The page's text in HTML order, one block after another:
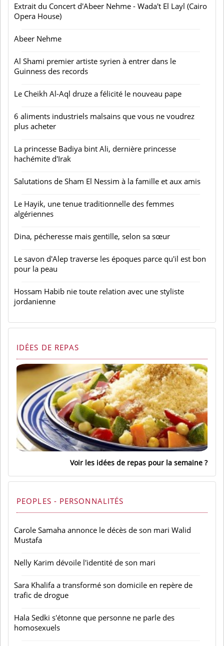
Extrait du Concert d'Abeer Nehme - Wada't El Layl (Cairo
Opera House)
Abeer Nehme
Al Shami premier artiste syrien à entrer dans le
Guinness des records
Le Cheikh Al-Aql druze a félicité le nouveau pape
6 aliments industriels malsains que vous ne voudrez
plus acheter
La princesse Badiya bint Ali, dernière princesse
hachémite d'Irak
Salutations de Sham El Nessim à la famille et aux amis
Le Hayik, une tenue traditionnelle des femmes
algériennes
Dina, pécheresse mais gentille, selon sa sœur
Le savon d'Alep traverse les époques parce qu'il est bon
pour la peau
Hossam Habib nie toute relation avec une styliste
jordanienne
IDÉES DE REPAS
Voir les idées de repas pour la semaine
PEOPLES - PERSONNALITÉS
Carole Samaha annonce le décès de son mari Walid
Mustafa
Nelly Karim dévoile l'identité de son mari
Sara Khalifa a transformé son domicile en repère de
trafic de drogue
Hala Sedki s'étonne que personne ne parle des
homosexuels